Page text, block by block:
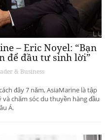
– Eric Noyel: “Bạn
để đầu tư sinh lời”
& Business
đây 7 năm, AsiaMarine là tập
chăm sóc du thuyền hàng đầu
Á.